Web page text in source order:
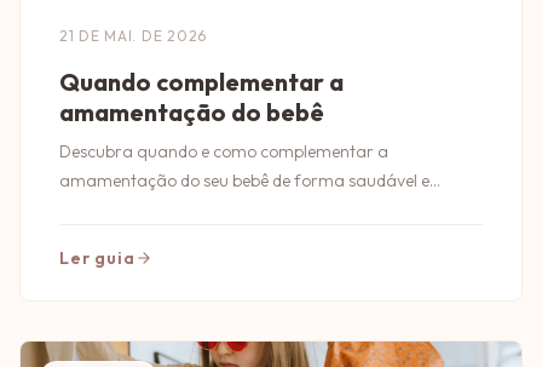
21 DE MAI. DE 2026
Quando complementar a
amamentação do bebê
Descubra quando e como complementar a
amamentação do seu bebê de forma saudável e
Ler guia